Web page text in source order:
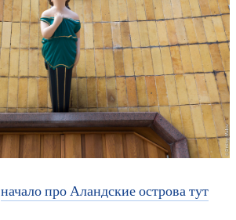
начало про Аландские острова тут